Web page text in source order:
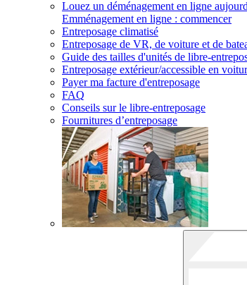
Louez un déménagement en ligne
Emménagement en ligne : commencer
Entreposage climatisé
Entreposage de VR, de voiture et de
Guide des tailles d'unités de libre-
Entreposage extérieur/accessible en
Payer ma facture d'entreposage
FAQ
Conseils sur le libre-entreposage
Fournitures d’entreposage